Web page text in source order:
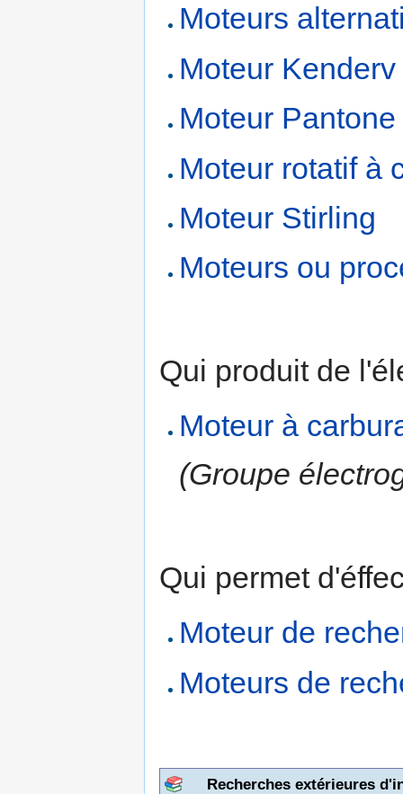
Moteurs
Moteur Kenderv
Moteur Pantone
Moteur rotatif à
Moteur Stirling
Moteurs ou
Qui produit de
Moteur à
(Groupe
Qui permet
Moteur de
Moteurs de
Recherches extérieures